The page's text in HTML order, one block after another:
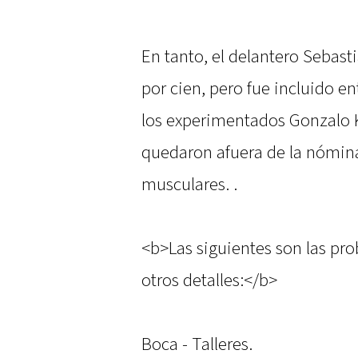
En tanto, el delantero
por cien, pero fue incluido
los experimentados Gonzalo
quedaron afuera de la
musculares. .
<b>Las siguientes son las
otros detalles:</b>
Boca - Talleres.